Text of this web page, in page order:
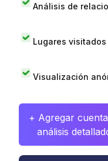
Análisis de
Lugares visitados
Visualización
+ Agregar
análisis